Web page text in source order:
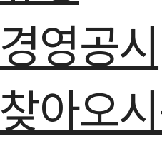
경영공시
찾아오